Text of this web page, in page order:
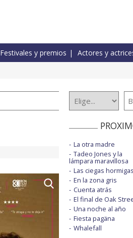
Festivales y premios Actores y
La otra madre
Tadeo Jones y la
lámpara maravillosa
Las ciegas hormigas
En la zona gris
Cuenta atrás
El final de Oak
Una noche al año
Fiesta pagäna
Whalefall